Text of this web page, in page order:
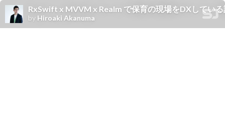
RxSwift x MVVM x Realm で保育の現場をDXしてい
by Hiroaki Akanuma